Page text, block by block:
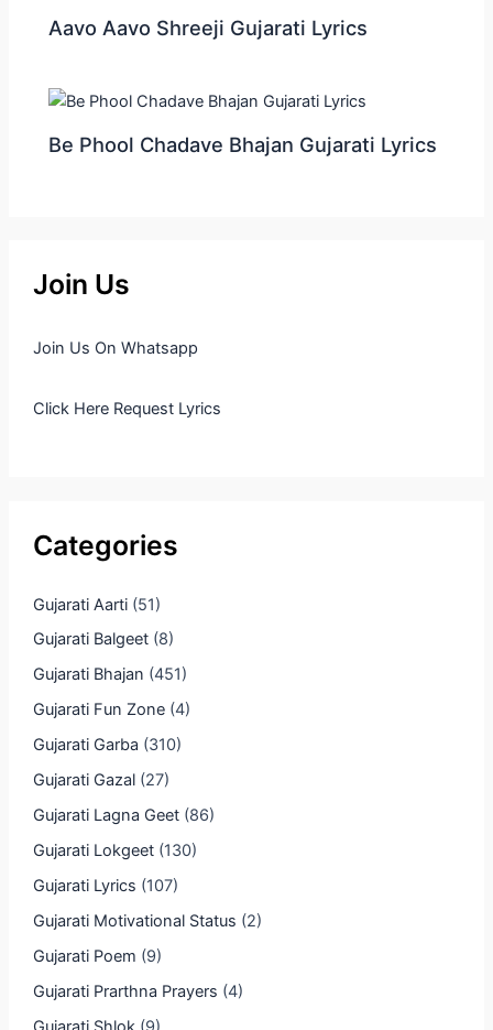
Aavo Aavo Shreeji Gujarati Lyrics
Be Phool Chadave Bhajan Gujarati Lyrics
Join Us
Join Us On Whatsapp
Click Here Request Lyrics
Categories
Gujarati Aarti(51)
Gujarati Balgeet(8)
Gujarati Bhajan (451)
Gujarati Fun Zone(4)
Gujarati Garba (310)
Gujarati Gazal(27)
Gujarati Lagna Geet(86)
Gujarati Lokgeet(130)
Gujarati Lyrics (107)
Gujarati Motivational Status (2)
Gujarati Poem (9)
Gujarati Prarthna Prayers (4)